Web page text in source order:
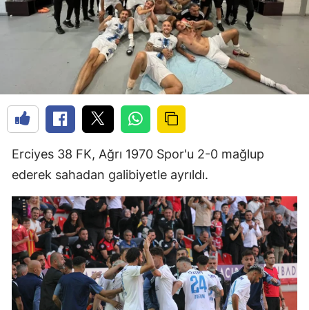
Erciyes 38 FK, Ağrı 1970 Spor'u 2-0 mağlup
ederek sahadan galibiyetle ayrıldı.